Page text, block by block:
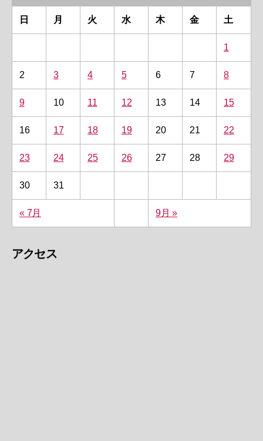
日 月 火 水 木 金 土
1
2 3 4 5 6 7 8
9 10 11 12 13 14 15
16 17 18 19 20 21 22
23 24 25 26 27 28 29
30 31
« 7月 9月 »
アクセス